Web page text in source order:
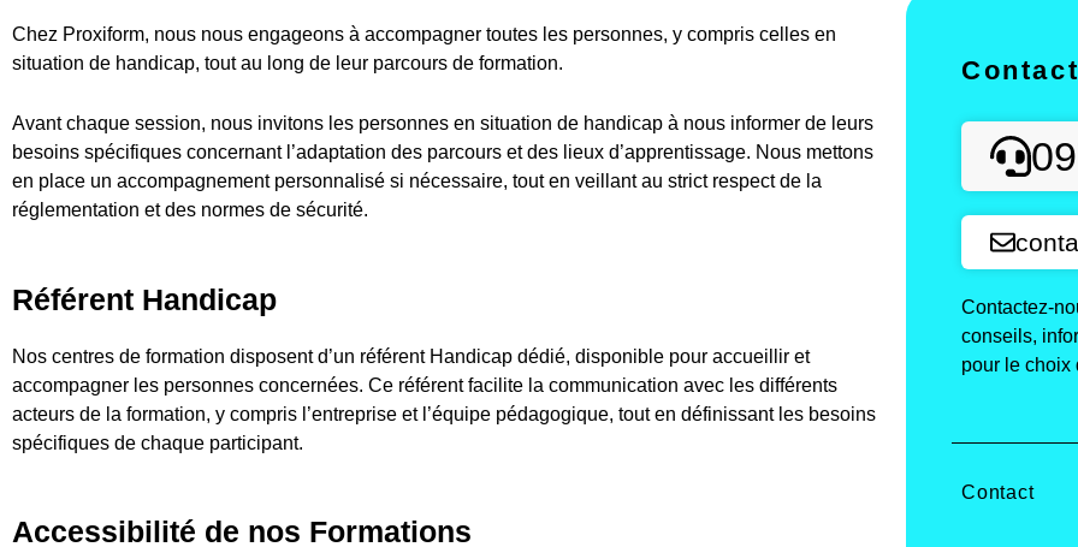
Chez Proxiform, nous nous engageons à accompagner toutes les personnes, y compris celles en
situation de handicap, tout au long de leur parcours de formation.
Avant chaque session, nous invitons les personnes en situation de handicap à nous informer de leurs
besoins spécifiques concernant l’adaptation des parcours et des lieux d’apprentissage. Nous mettons
en place un accompagnement personnalisé si nécessaire, tout en veillant au strict respect de la
réglementation et des normes de sécurité.
Référent Handicap
Nos centres de formation disposent d’un référent Handicap dédié, disponible pour accueillir et
accompagner les personnes concernées. Ce référent facilite la communication avec les différents
acteurs de la formation, y compris l’entreprise et l’équipe pédagogique, tout en définissant les besoins
spécifiques de chaque participant.
Accessibilité de nos Formations
Contact
Contactez-
conseils,
pour le choix
Contact